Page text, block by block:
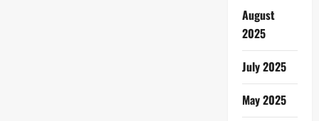
August
2025
July 2025
May 2025